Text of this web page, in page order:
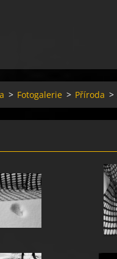
> Fotogalerie > Příroda >